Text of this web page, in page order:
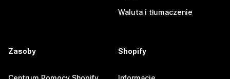
Waluta i tłumaczenie
Zasoby Shopify